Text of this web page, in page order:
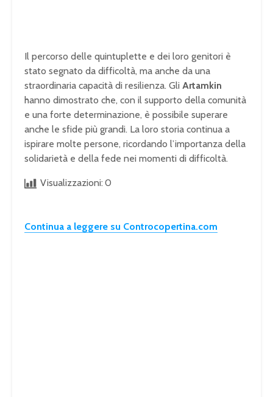
Il percorso delle quintuplette e dei loro genitori è
stato segnato da difficoltà, ma anche da una
straordinaria capacità di resilienza. Gli Artamkin
hanno dimostrato che, con il supporto della comunità
e una forte determinazione, è possibile superare
anche le sfide più grandi. La loro storia continua a
ispirare molte persone, ricordando l’importanza della
solidarietà e della fede nei momenti di difficoltà.
Visualizzazioni: 0
Continua a leggere su Controcopertina.com